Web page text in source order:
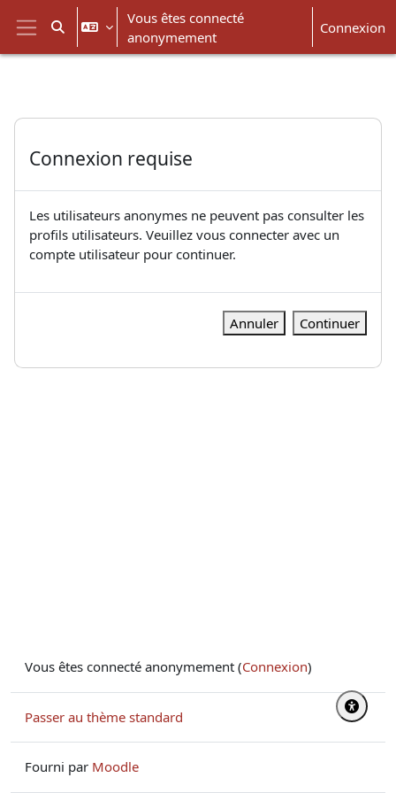
Passer au contenu principal
Panneau latéral
Activer/désactiver la saisie de recherche
Vous êtes connecté
anonymement
Connexion
Connexion requise
Les utilisateurs anonymes ne peuvent pas consulter les
profils utilisateurs. Veuillez vous connecter avec un
compte utilisateur pour continuer.
Annuler Continuer
Vous êtes connecté anonymement (Connexion)
Passer au thème standard
Fourni par Moodle